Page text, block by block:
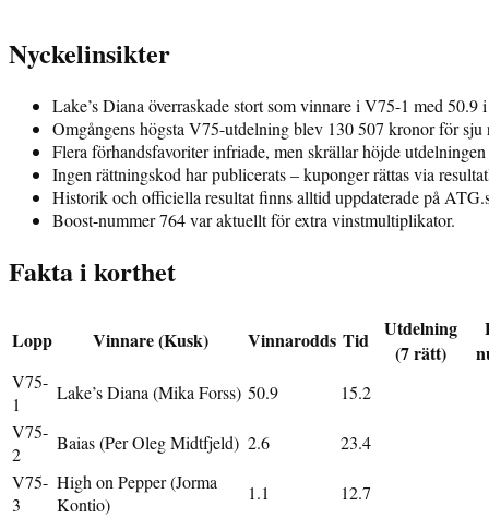
Nyckelinsikter
Lake’s Diana överraskade stort som vinnare i V75-1 med 50.9
Omgångens högsta V75-utdelning blev 130 507 kronor för sju
Flera förhandsfavoriter infriade, men skrällar höjde
Ingen rättningskod har publicerats – kuponger rättas via
Historik och officiella resultat finns alltid uppdaterade på
Boost-nummer 764 var aktuellt för extra vinstmultiplikator.
Fakta i korthet
Lopp Vinnare (Kusk) Vinnarodds Tid
Utdelning
(7 rätt)
V75-
1
Lake’s Diana (Mika Forss) 50.9 15.2
V75-
2
Baias (Per Oleg Midtfjeld) 2.6
23.4
V75-
3
High on Pepper (Jorma
Kontio)
1.1
12.7